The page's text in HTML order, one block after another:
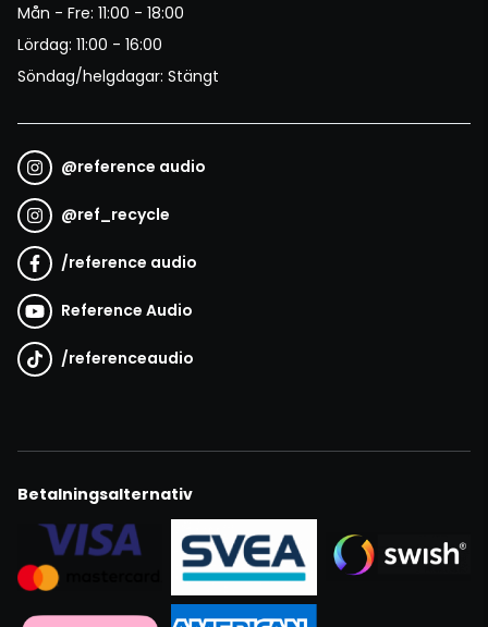
Mån - Fre: 11:00 - 18:00
Lördag: 11:00 - 16:00
Söndag/helgdagar: Stängt
@reference audio
@ref_recycle
/reference audio
Reference Audio
/referenceaudio
Betalningsalternativ